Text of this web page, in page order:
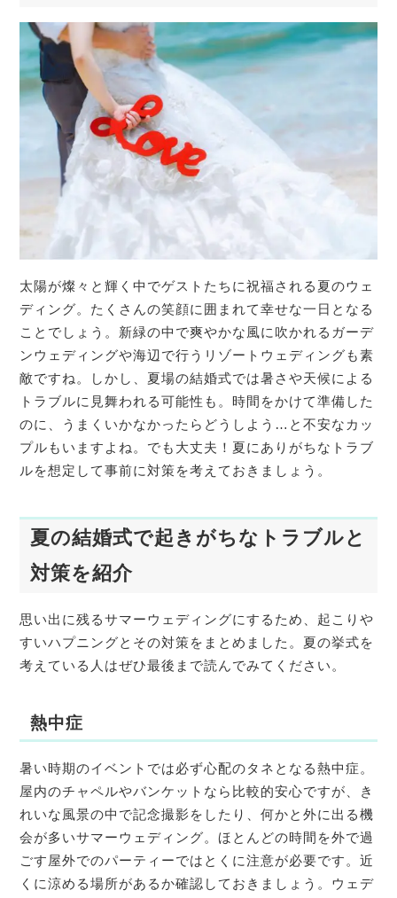
太陽が燦々と輝く中でゲストたちに祝福される夏のウェ
ディング。たくさんの笑顔に囲まれて幸せな一日となる
ことでしょう。新緑の中で爽やかな風に吹かれるガーデ
ンウェディングや海辺で行うリゾートウェディングも素
敵ですね。しかし、夏場の結婚式では暑さや天候による
トラブルに見舞われる可能性も。時間をかけて準備した
のに、うまくいかなかったらどうしよう…と不安なカッ
プルもいますよね。でも大丈夫！夏にありがちなトラブ
ルを想定して事前に対策を考えておきましょう。
夏の結婚式で起きがちなトラブルと
対策を紹介
思い出に残るサマーウェディングにするため、起こりや
すいハプニングとその対策をまとめました。夏の挙式を
考えている人はぜひ最後まで読んでみてください。
熱中症
暑い時期のイベントでは必ず心配のタネとなる熱中症。
屋内のチャペルやバンケットなら比較的安心ですが、き
れいな風景の中で記念撮影をしたり、何かと外に出る機
会が多いサマーウェディング。ほとんどの時間を外で過
ごす屋外でのパーティーではとくに注意が必要です。近
くに涼める場所があるか確認しておきましょう。ウェデ